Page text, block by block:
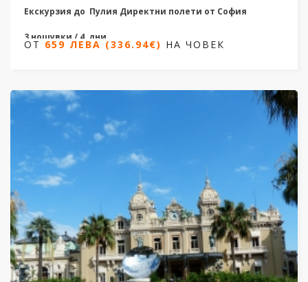
Екскурзия до Пулия Директни полети от София
3 нощувки / 4 дни
ОТ659 ЛЕВА (336.94€)
ОТ 659 ЛЕВА (336.94€) НА ЧОВЕК